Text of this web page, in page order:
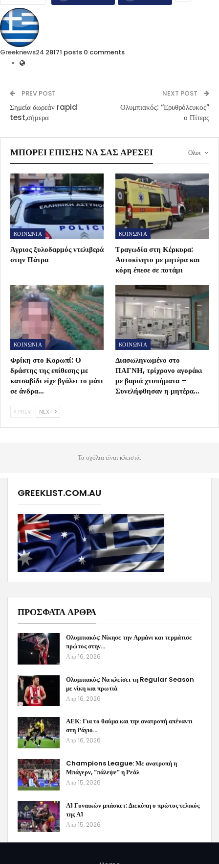
Greeknews24 28171 posts 0 comments
PREV POST
Σημεία δωρεάν rapid
test,σήμερα
NEXT POST
Ολυμπιακός: “Ερυθρόλευκος”
ο Πίτερς
Ολοι
ΜΠΟΡΕΊ ΕΠΊΣΗΣ ΝΑ ΣΑΣ ΑΡΈΣΕΙ
ΚΟΙΝΩΝΙΑ
Άγριος ξυλοδαρμός ντελιβερά
στην Πάτρα
ΚΟΙΝΩΝΙΑ
Τραγωδία στη Κέρκυρα:
Αυτοκίνητο με μητέρα και
κόρη έπεσε σε ποτάμι
ΚΟΙΝΩΝΙΑ
Φρίκη στο Κορωπί: Ο
δράστης της επίθεσης με
κατσαβίδι είχε βγάλει το μάτι
σε άνδρα…
ΚΟΙΝΩΝΙΑ
Διασωληνωμένο στο
ΠΑΓΝΗ, τρίχρονο αγοράκι
με βαριά χτυπήματα –
Συνελήφθησαν η μητέρα…
PREV NEXT
Τα σχόλια είναι κλειστά.
GREEKLIST.COM.AU
ΠΡΟΣΦΑΤΑ ΑΡΘΡΑ
Ολυμπιακός: Νίκησε την Αρμάνι και τερμάτισε
πρώτος στην…
Απρ 16, 2026
Ολυμπιακός: Να κλείσει τη Regular Season
με νίκη και πρωτιά
Απρ 16, 2026
ΑΕΚ: Για το θαύμα και την ανατροπή απέναντι
στη Ράγιο…
Απρ 16, 2026
Champions League: Με ανατροπή η
Μπάγερν, “πάλεψε” η Ρεάλ
Απρ 15, 2026
Α1 Γυναικών μπάσκετ: Διεκόπη ο πρώτος τελικός
της Α1
Απρ 15, 2026